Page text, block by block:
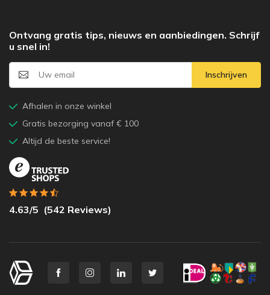
Ontvang gratis tips, nieuws en aanbiedingen. Schrijf
u snel in!
Inschrijven
Afhalen in onze winkel
Gratis bezorging vanaf € 100
Altijd de beste service!
4.63/5 (542 Reviews)